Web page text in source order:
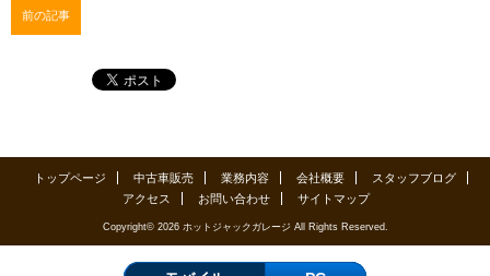
前の記事
トップページ 中古車販売 業務内容 会社概要
スタッフブログ
アクセス
お問い合わせ サイトマップ
Copyright© 2026 ホットジャックガレージ All Rights Reserved.